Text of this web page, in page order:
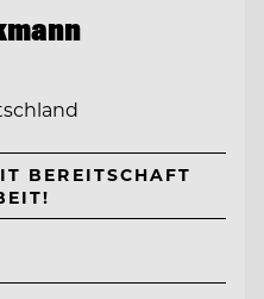
BEREITSCHAFT